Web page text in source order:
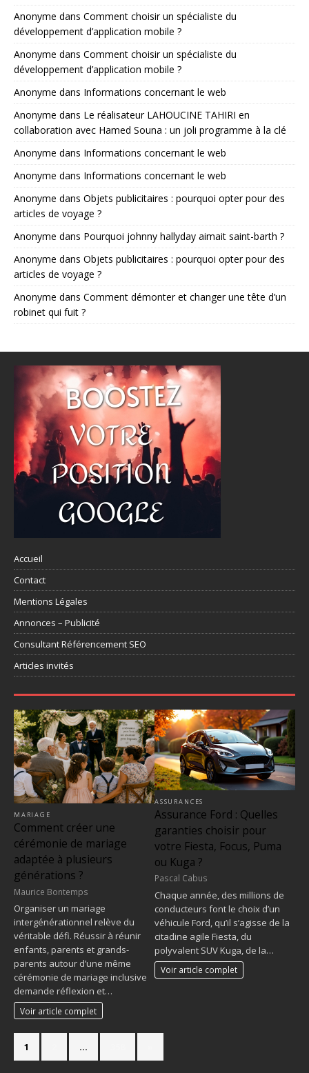
Anonyme dans Comment choisir un spécialiste du
développement d’application mobile ?
Anonyme dans Comment choisir un spécialiste du
développement d’application mobile ?
Anonyme dans Informations concernant le web
Anonyme dans Le réalisateur LAHOUCINE TAHIRI en
collaboration avec Hamed Souna : un joli programme à la clé
Anonyme dans Informations concernant le web
Anonyme dans Informations concernant le web
Anonyme dans Objets publicitaires : pourquoi opter pour des
articles de voyage ?
Anonyme dans Pourquoi johnny hallyday aimait saint-barth ?
Anonyme dans Objets publicitaires : pourquoi opter pour des
articles de voyage ?
Anonyme dans Comment démonter et changer une tête d’un
robinet qui fuit ?
Accueil
Contact
Mentions Légales
Annonces – Publicité
Consultant Référencement SEO
Articles invités
MARIAGE
Comment créer une
cérémonie de mariage
adaptée à plusieurs
générations ?
Maurice Bontemps
Organiser un mariage
intergénérationnel relève du
véritable défi. Réussir à réunir
enfants, parents et grands-
parents autour d’une même
cérémonie de mariage inclusive
demande réflexion et…
Voir article complet
ASSURANCES
Assurance Ford : Quelles
garanties choisir pour
votre Fiesta, Focus, Puma
ou Kuga ?
Pascal Cabus
Chaque année, des millions de
conducteurs font le choix d’un
véhicule Ford, qu’il s’agisse de la
citadine agile Fiesta, du
polyvalent SUV Kuga, de la…
Voir article complet
1 …